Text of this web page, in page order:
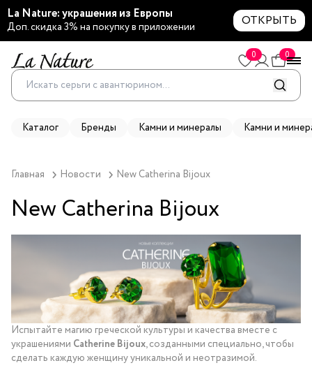
La Nature: украшения из Европы
Доп. скидка 3% на покупку в приложении ОТКРЫТЬ
0 0
Каталог Бренды Камни и минералы Камни и
Главная Новости New Catherina Bijoux
New Catherina Bijoux
Испытайте магию греческой культуры и качества вместе с
украшениями Catherine Bijoux, созданными специально, чтобы
сделать каждую женщину уникальной и неотразимой.